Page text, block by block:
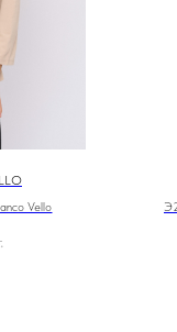
Vello